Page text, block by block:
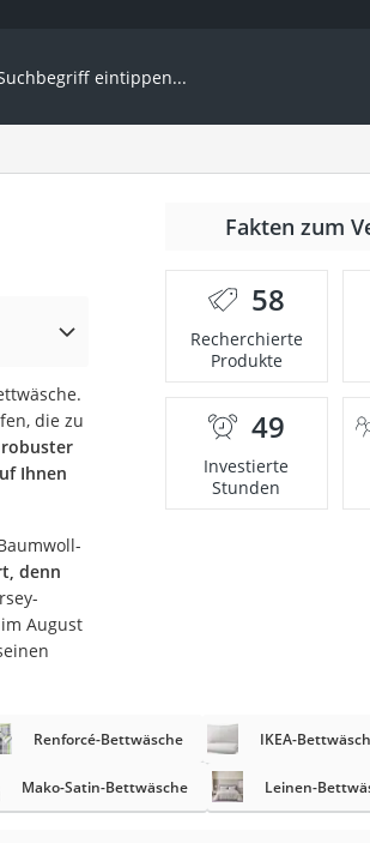
die zu
Ihnen
denn
August
Fakten zum
58
Recherchierte
Produkte
49
Investierte
Stunden
Renforcé-Bettwäsche IKEA-
Mako-Satin-Bettwäsche Leinen-